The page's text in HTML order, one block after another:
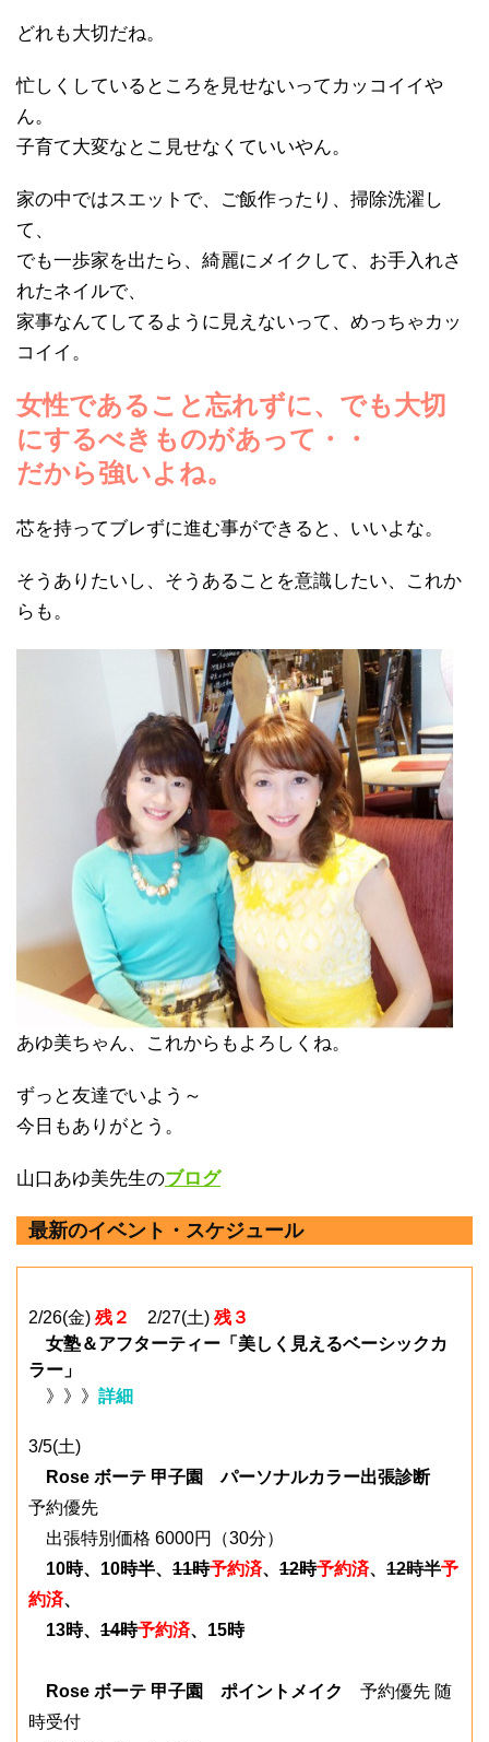
どれも大切だね。
忙しくしているところを見せないってカッコイイや
ん。
子育て大変なとこ見せなくていいやん。
家の中ではスエットで、ご飯作ったり、掃除洗濯し
て、
でも一歩家を出たら、綺麗にメイクして、お手入れさ
れたネイルで、
家事なんてしてるように見えないって、めっちゃカッ
コイイ。
女性であること忘れずに、でも大切
にするべきものがあって・・
だから強いよね。
芯を持ってブレずに進む事ができると、いいよな。
そうありたいし、そうあることを意識したい、これか
らも。
あゆ美ちゃん、これからもよろしくね。
ずっと友達でいよう～
今日もありがとう。
山口あゆ美先生のブログ
最新のイベント・スケジュール
2/26(金) 残２ 2/27(土) 残３
女塾＆アフターティー「美しく見えるベーシックカ
ラー」
》》》 詳細
3/5(土)
Rose ボーテ 甲子園 パーソナルカラー出張診断
予約優先
出張特別価格 6000円（30分）
10時、10時半、 11時予約済、 12時予約済、 12時半予
約済、
13時、 14時予約済、15時
Rose ボーテ 甲子園 ポイントメイク 予約優先 随
時受付